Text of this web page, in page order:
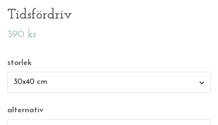
Tidsfördriv
390 kr
storlek
30x40 cm
alternativ